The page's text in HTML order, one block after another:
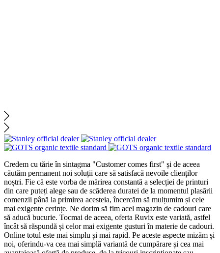
Credem cu tărie în sintagma "Customer comes first" și de aceea
căutăm permanent noi soluții care să satisfacă nevoile clienților
noștri. Fie că este vorba de mărirea constantă a selecției de printuri
din care puteți alege sau de scăderea duratei de la momentul plasării
comenzii până la primirea acesteia, încercăm să mulțumim și cele
mai exigente cerințe. Ne dorim să fim acel magazin de cadouri care
să aducă bucurie. Tocmai de aceea, oferta Ruvix este variată, astfel
încât să răspundă și celor mai exigente gusturi în materie de cadouri.
Online totul este mai simplu și mai rapid. Pe aceste aspecte mizăm și
noi, oferindu-va cea mai simplă variantă de cumpărare și cea mai